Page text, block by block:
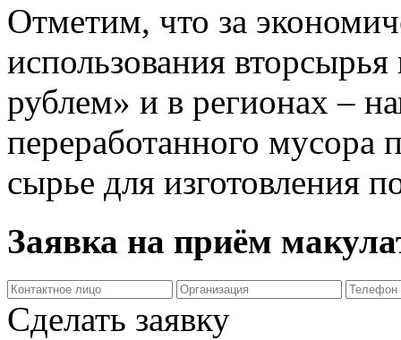
Отметим, что за
использования
рублем» и в регионах –
переработанного мусора
сырье для изготовления
Заявка на приём
Сделать заявку